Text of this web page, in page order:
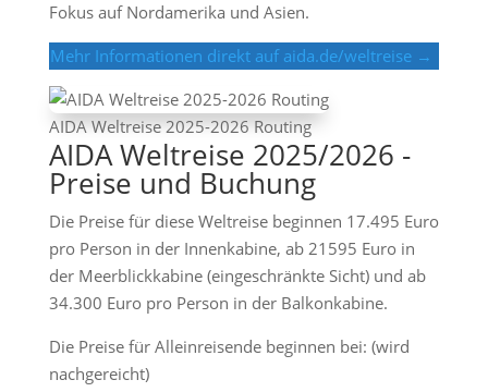
Fokus auf Nordamerika und Asien.
Mehr Informationen direkt auf aida.de/weltreise →
AIDA Weltreise 2025-2026 Routing
AIDA Weltreise 2025/2026 -
Preise und Buchung
Die Preise für diese Weltreise beginnen 17.495 Euro
pro Person in der Innenkabine, ab 21595 Euro in
der Meerblickkabine (eingeschränkte Sicht) und ab
34.300 Euro pro Person in der Balkonkabine.
Die Preise für Alleinreisende beginnen bei: (wird
nachgereicht)